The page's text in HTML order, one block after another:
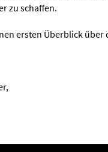
zu schaffen.
ersten Überblick